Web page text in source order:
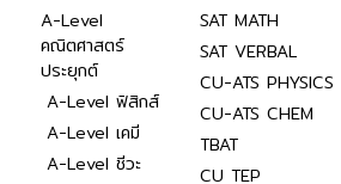
A-Level
คณิตศาสตร์
ประยุกต์
A-Level ฟิสิกส์
A-Level เคมี
A-Level ชีวะ
SAT MATH
SAT VERBAL
CU-ATS PHYSICS
CU-ATS CHEM
TBAT
CU TEP